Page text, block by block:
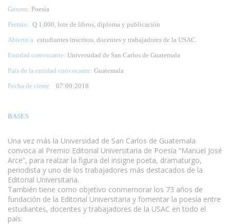
Género: Poesía
Premio: Q 1.000, lote de libros, diploma y publicación
Abierto a: estudiantes inscritos, docentes y trabajadores de la USAC
Entidad convocante: Universidad de San Carlos de Guatemala
País de la entidad convocante: Guatemala
Fecha de cierre: 07:09:2018
BASES
Una vez más la Universidad de San Carlos de Guatemala
convoca al Premio Editorial Universitaria de Poesía “Manuel José
Arce”, para realzar la figura del insigne poeta, dramaturgo,
periodista y uno de los trabajadores más destacados de la
Editorial Universitaria.
También tiene como objetivo conmemorar los 73 años de
fundación de la Editorial Universitaria y fomentar la poesía entre
estudiantes, docentes y trabajadores de la USAC en todo el
país.